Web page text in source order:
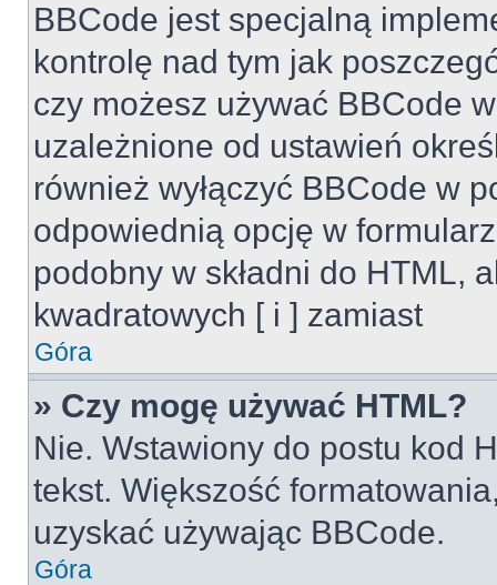
BBCode jest specjalną
kontrolę nad tym jak
czy możesz używać BBCode
uzależnione od ustawień
również wyłączyć BBCode w
odpowiednią opcję w
podobny w składni do HTML,
kwadratowych [ i ] zamiast
Góra
» Czy mogę używać HTML?
Nie. Wstawiony do postu kod
tekst. Większość
uzyskać używając BBCode.
Góra